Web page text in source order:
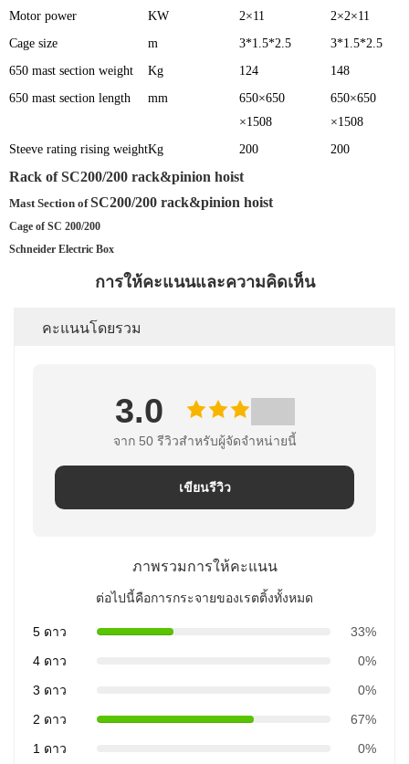
Motor power KW 2×11
2×2×11
Cage size
m 3*1.5*2.5
3*1.5*2.5
650 mast section weight
Kg 124
148
650 mast section length
mm
650×650
×1508
650×650
×1508
Steeve rating rising weightKg 200 200
Rack ofSC200/200 rack&pinion hoist
Mast Section ofSC200/200 rack&pinion hoist
Cage of SC 200/200
Schneider Electric Box
การให้คะแนนและความคิดเห็น
คะแนนโดยรวม
3.0
จาก 50 รีวิวสําหรับผู้จัดจําหน่ายนี้
เขียนรีวิว
ภาพรวมการให้คะแนน
ต่อไปนี้คือการกระจายของเรตติ้งทั้งหมด
5 ดาว
33%
4 ดาว
0%
3 ดาว
0%
2 ดาว
67%
1 ดาว
0%